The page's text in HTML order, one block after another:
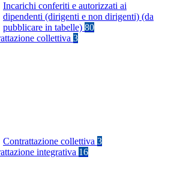
Incarichi conferiti e autorizzati ai
dipendenti (dirigenti e non dirigenti) (da
pubblicare in tabelle) 80
collettiva 3
Contrattazione collettiva 3
integrativa 16